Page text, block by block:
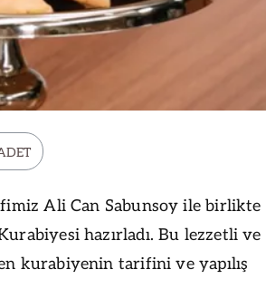
Ali Can Sabunsoy ile birlikte
hazırladı. Bu lezzetli ve
kurabiyenin tarifini ve yapılış